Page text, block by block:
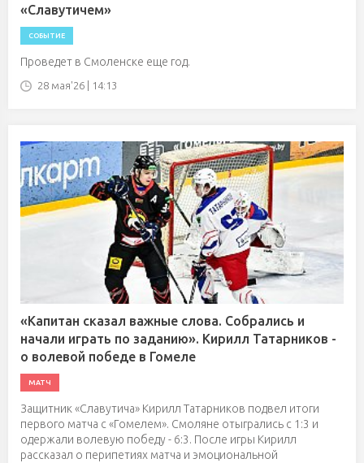
«Славутичем»
СОБЫТИЕ
Проведет в Смоленске еще год.
28 мая'26 | 14:13
«Капитан сказал важные слова. Собрались и
начали играть по заданию». Кирилл Татарников -
о волевой победе в Гомеле
МАТЧ
Защитник «Славутича» Кирилл Татарников подвел итоги
первого матча с «Гомелем». Смоляне отыгрались с 1:3 и
одержали волевую победу - 6:3. После игры Кирилл
рассказал о перипетиях матча и эмоциональной